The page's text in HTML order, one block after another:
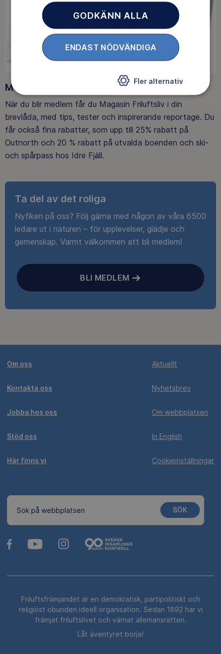
Medlemsförmåner
När du blir medlem får du Magasin Friluftsliv i din
brevlåda, med tips, tester och inspirerande reportage. Du
får också fina rabatter, som upp till 25% rabatt på
Outnorth och 20 % rabatt på utvalda boenden och ski-
och spårpass hos Idre Fjäll.
Ta del av det roliga
Nyfiken på oss? Följ gärna med någon av våra 6500
ledare ut i naturen – för upplevelser, glädje och
gemenskap. Varmt välkommen att bli medlem!
BLI MEDLEM
Om oss
Kontakta oss
Jobba hos oss
Stöd oss
Här finns vi
Aktuellt
Nyhetsbrev
Om webbplatsen
In English
Cookieinställningar
Sök på webbplatsen SÖK
Friluftsfrämjandet är en demokratisk, partipolitiskt och
religiöst obunden ideell organisation. Sedan 1892 har vi
främjat friluftslivet och värnat allemansrätten.
Låt äventyret börja!
GODKÄNN ALLA
ENDAST NÖDVÄNDIGA
Fler alternativ